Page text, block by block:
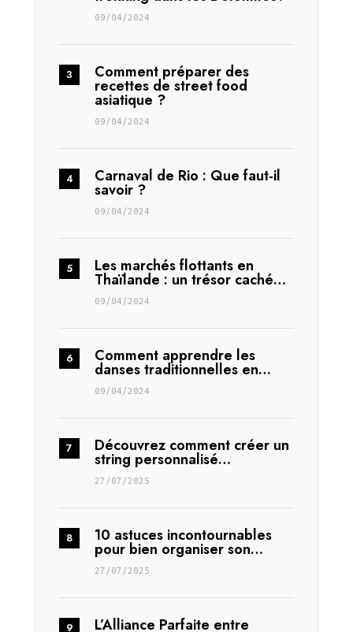
09/04/2024
Comment préparer des
recettes de street food
asiatique ?
09/04/2024
Carnaval de Rio : Que faut-il
savoir ?
09/04/2024
Les marchés flottants en
Thaïlande : un trésor caché…
09/04/2024
Comment apprendre les
danses traditionnelles en…
09/04/2024
Découvrez comment créer un
string personnalisé…
27/07/2025
10 astuces incontournables
pour bien organiser son…
27/07/2025
L’Alliance Parfaite entre